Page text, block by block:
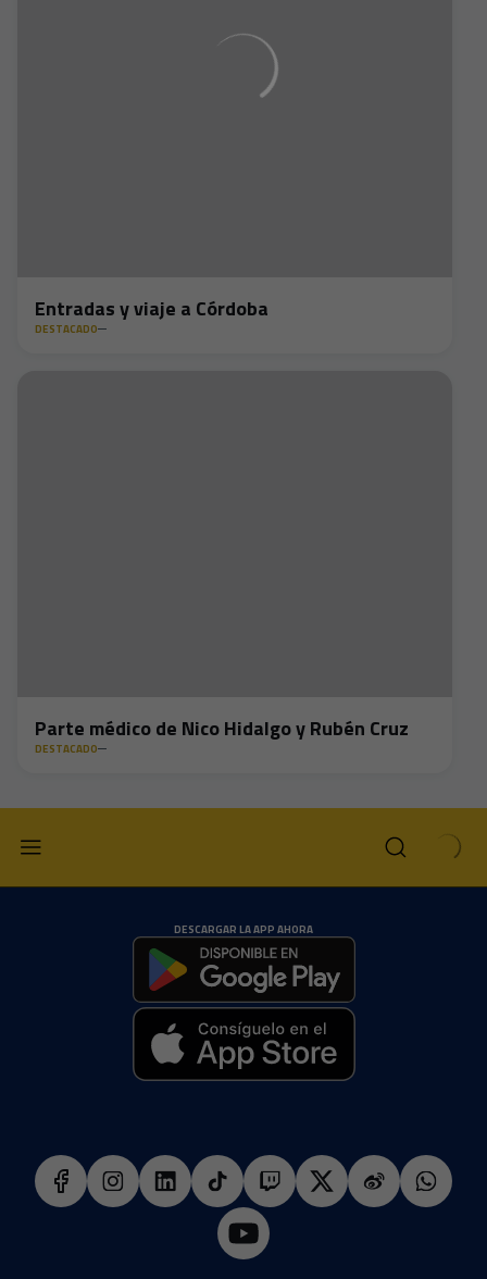
Entradas y viaje a Córdoba
DESTACADO
Parte médico de Nico Hidalgo y Rubén Cruz
DESTACADO
DESCARGAR LA APP AHORA